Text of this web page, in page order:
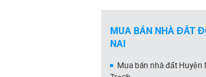
MUA BÁN NHÀ ĐẤT
NAI
Mua bán nhà đất Huyện